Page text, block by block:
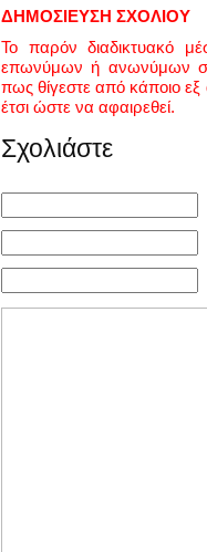
ΔΗΜΟΣΙΕΥΣΗ ΣΧΟΛΙΟΥ
Το παρόν διαδικτυακό
επωνύμων ή ανωνύμων
πως θίγεστε από κάποιο
έτσι ώστε να αφαιρεθεί.
Σχολιάστε